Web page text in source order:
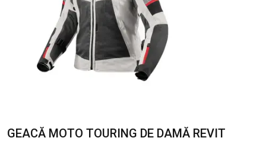
GEACĂ MOTO TOURING DE DAMĂ REVIT